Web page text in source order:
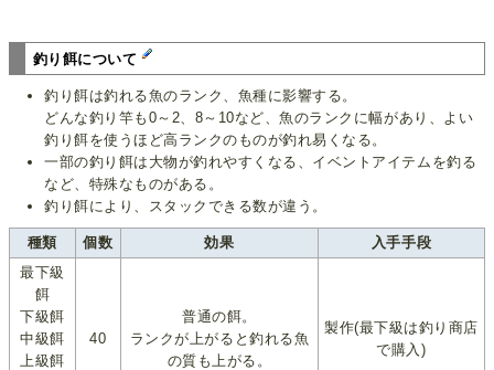
釣り餌について
釣り餌は釣れる魚のランク、魚種に影響する。
どんな釣り竿も0～2、8～10など、魚のランクに幅があり、よい
釣り餌を使うほど高ランクのものが釣れ易くなる。
一部の釣り餌は大物が釣れやすくなる、イベントアイテムを釣る
など、特殊なものがある。
釣り餌により、スタックできる数が違う。
種類 個数 効果
入手手段
最下級
餌
下級餌
中級餌
上級餌
40
普通の餌。
ランクが上がると釣れる魚
の質も上がる。
製作(最下級は釣り商店
で購入)